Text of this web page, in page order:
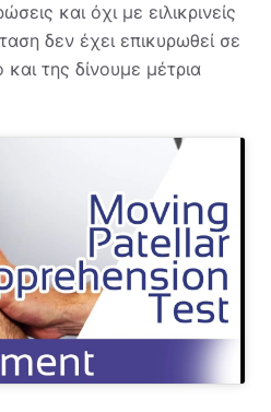
και όχι με ειλικρινείς
δεν έχει επικυρωθεί σε
της δίνουμε μέτρια